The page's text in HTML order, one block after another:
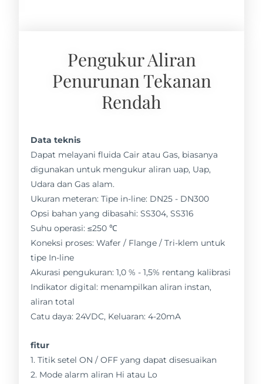
Pengukur Aliran
Penurunan Tekanan
Rendah
Data teknis
Dapat melayani fluida Cair atau Gas, biasanya
digunakan untuk mengukur aliran uap, Uap,
Udara dan Gas alam.
Ukuran meteran: Tipe in-line: DN25 - DN300
Opsi bahan yang dibasahi: SS304, SS316
Suhu operasi: ≤250 ℃
Koneksi proses: Wafer / Flange / Tri-klem untuk
tipe In-line
Akurasi pengukuran: 1,0 % - 1,5% rentang kalibrasi
Indikator digital: menampilkan aliran instan,
aliran total
Catu daya: 24VDC, Keluaran: 4-20mA
fitur
1. Titik setel ON / OFF yang dapat disesuaikan
2. Mode alarm aliran Hi atau Lo